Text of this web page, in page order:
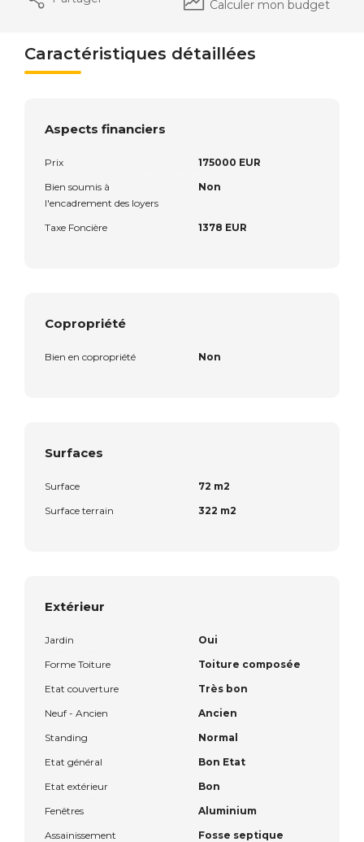
Calculer mon budget
Caractéristiques détaillées
Aspects financiers
Prix
175000 EUR
Bien soumis à
l'encadrement des loyers
Non
Taxe Foncière 1378 EUR
Copropriété
Bien en copropriété Non
Surfaces
Surface
72 m2
Surface terrain
322 m2
Extérieur
Jardin
Oui
Forme Toiture
Toiture composée
Etat couverture
Très bon
Neuf - Ancien
Ancien
Standing
Normal
Etat général
Bon Etat
Etat extérieur
Bon
Fenêtres
Aluminium
Assainissement
Fosse septique